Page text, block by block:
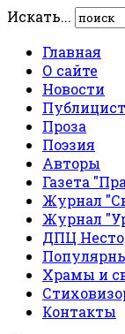
Искать...
Главная
О сайте
Новости
Проза
Поэзия
Авторы
Газета
Журнал
Журнал
ДПЦ
Храмы и
Контакты